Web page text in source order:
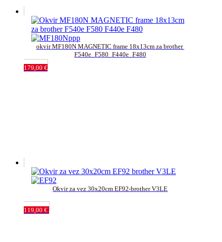
okvir MF180N MAGNETIC frame 18x13cm za brother
F540e_F580_F440e_F480
179,00 €
Okvir za vez 30x20cm EF92-brother V3LE
119,00 €